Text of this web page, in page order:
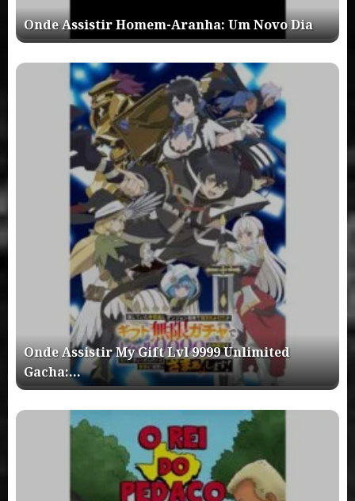
Onde Assistir Homem-Aranha: Um Novo Dia
Onde Assistir My Gift Lvl 9999 Unlimited
Gacha:…